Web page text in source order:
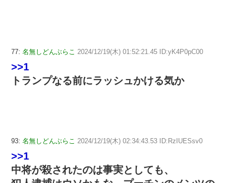
77: 名無しどんぶらこ 2024/12/19(木) 01:52:21.45 ID:yK4P0pC00
>>1
トランプなる前にラッシュかける気か
93: 名無しどんぶらこ 2024/12/19(木) 02:34:43.53 ID:RzIUESsv0
>>1
中将が殺されたのは事実としても、